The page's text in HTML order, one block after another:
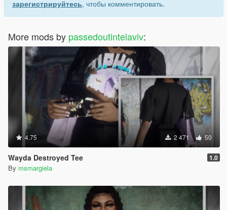
зарегистрируйтесь, чтобы комментировать.
More mods by passedoutintelaviv:
4.75 2 471 50
Wayda Destroyed Tee 1.0
By msmargiela